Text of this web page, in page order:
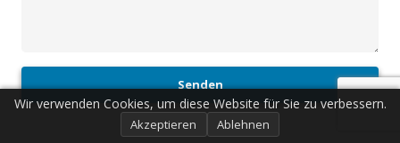
Senden
Wir verwenden Cookies, um diese Website für Sie zu verbessern.
Akzeptieren Ablehnen